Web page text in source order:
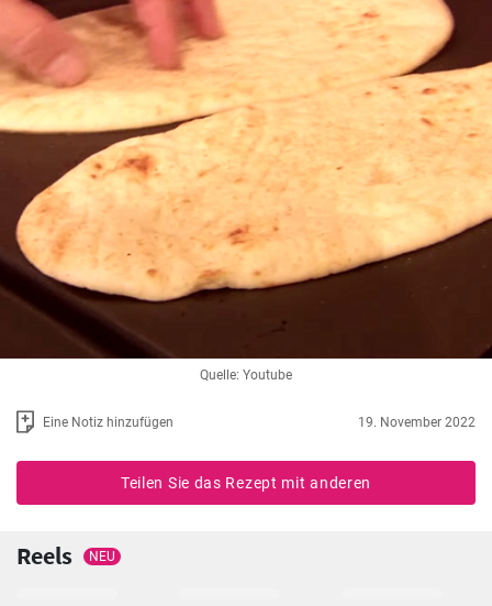
Quelle: Youtube
Eine Notiz hinzufügen 19. November 2022
Teilen Sie das Rezept mit anderen
Reels NEU